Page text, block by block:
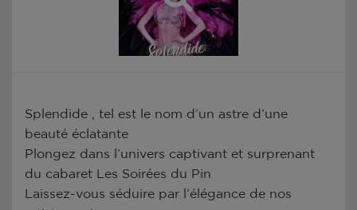
Splendide , tel est le nom d’un astre d’une
beauté éclatante
Plongez dans l’univers captivant et surprenant
du cabaret Les Soirées du Pin
Laissez-vous séduire par l’élégance de nos